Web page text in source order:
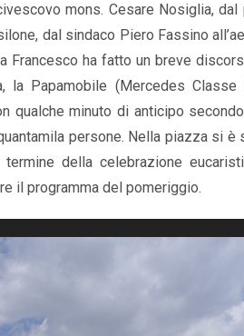
mons. Cesare Nosiglia,
dal sindaco Piero Fassino
ha fatto un breve
la Papamobile (Mercedes
qualche minuto di anticipo
persone. Nella piazza si è
della celebrazione
il programma del pomeriggio.